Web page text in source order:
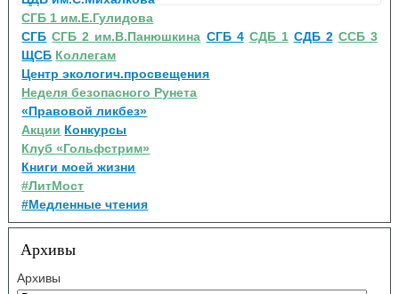
СГБ 1 им.Е.Гулидова
СГБ СГБ 2 им.В.Панюшкина СГБ 4 СДБ 1 СДБ 2 ССБ 3
ЩСБ Коллегам
Центр экологич.просвещения
Неделя безопасного Рунета
«Правовой ликбез»
Акции Конкурсы
Клуб «Гольфстрим»
Книги моей жизни
#ЛитМост
#Медленные чтения
Архивы
Архивы